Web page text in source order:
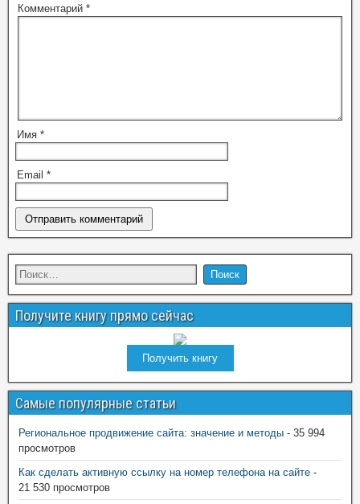
Комментарий *
Имя *
Email *
Получите книгу прямо сейчас
Получить книгу
Самые популярные статьи
Региональное продвижение сайта: значение и методы - 35 994
просмотров
Как сделать активную ссылку на номер телефона на сайте -
21 530 просмотров